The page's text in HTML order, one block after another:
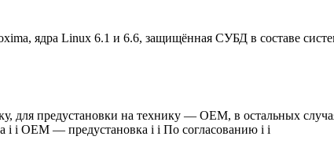
ядра Linux 6.1 и 6.6, защищённая СУБД в составе
для предустановки на технику — OEM, в остальных
i i OEM — предустановка i i По согласованию i i